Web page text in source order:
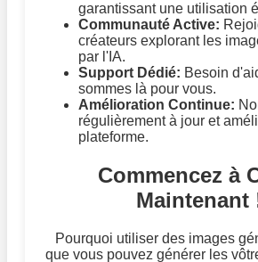
garantissant une utilisation
Communauté Active:
créateurs explorant les
par l'IA.
Support Dédié: Besoin
sommes là pour vous.
Amélioration Continue:
régulièrement à jour et
plateforme.
Commencez à
Maintenant
Pourquoi utiliser des images
que vous pouvez générer les